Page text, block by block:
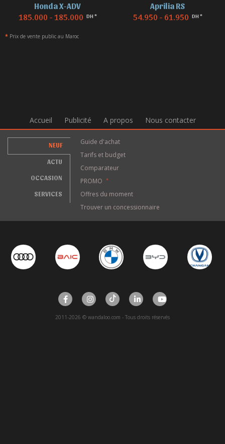
Honda X-ADV
185.000 - 185.000 DH *
Aprilia RS
54.950 - 61.950 DH *
* Prix de vente public au Maroc
Accueil Publicité A propos Nous contacter
NEUF
ACTU
OCCASION
SERVICES
Guide d'achat
Tarifs et budget
Comparateur
PROMO
*
Offres du moment
Trouver un concessionnaire
2011-2026 © wandaloo.com - Tous droits réservés